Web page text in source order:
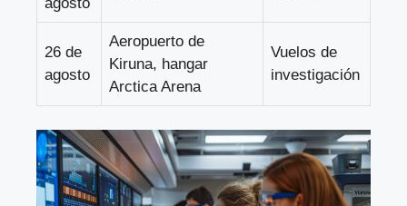
agosto
26 de
agosto
Aeropuerto de
Kiruna, hangar
Arctica Arena
Vuelos de
investigación